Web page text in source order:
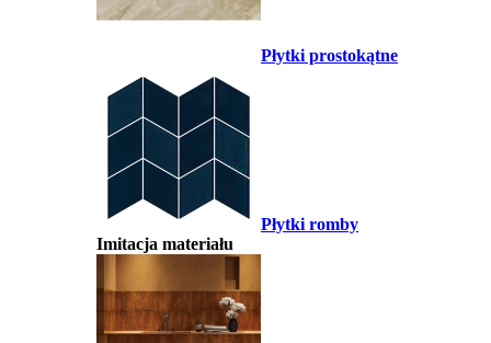
Płytki prostokątne
Płytki romby
Imitacja materiału